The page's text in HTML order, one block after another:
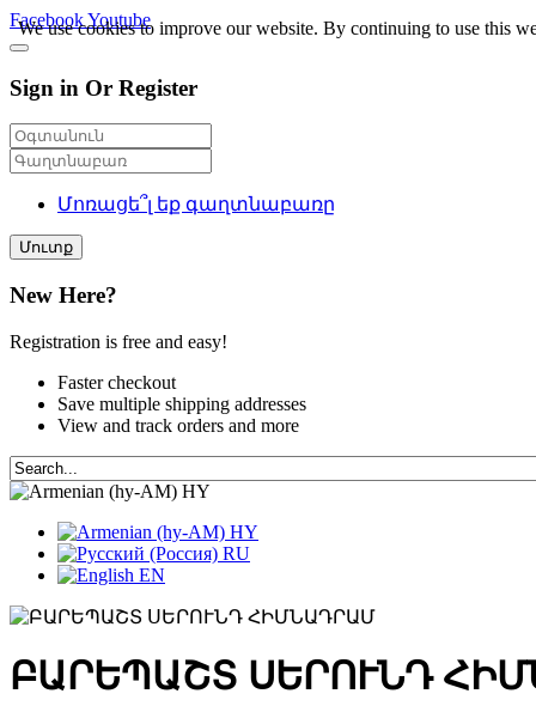
FacebookYoutube
Sign in Or Register
Մոռացե՞լ եք գաղտնաբառը
Մուտք
New Here?
Registration is free and easy!
Faster checkout
Save multiple shipping addresses
View and track orders and more
HY
HY
RU
EN
ԲԱՐԵՊԱՇՏ ՍԵՐՈՒՆԴ
We use cookies to improve our website. By continuing to use this